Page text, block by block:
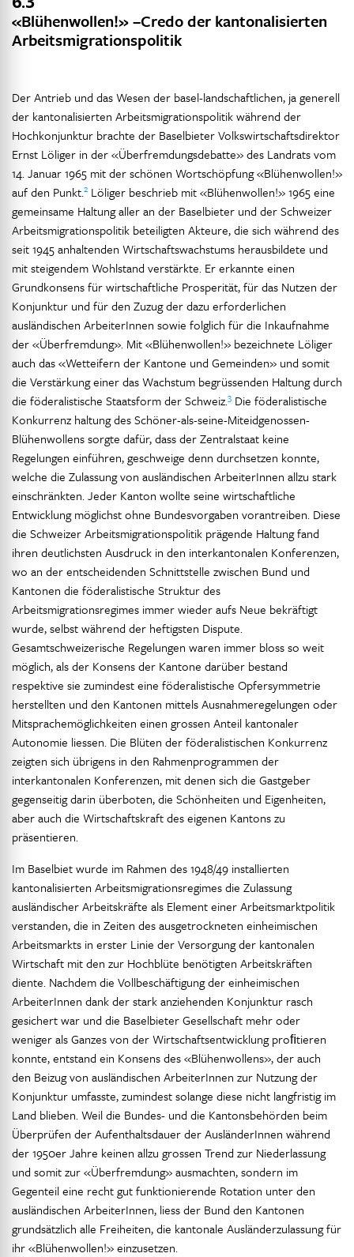
«Blühenwollen!» –Credo der kantonalisierten
Arbeitsmigrationspolitik
Der Antrieb und das Wesen der basel-landschaftlichen, ja generell
der kantonalisierten Arbeitsmigrationspolitik während der
Hochkonjunktur brachte der Baselbieter Volkswirtschaftsdirektor
Ernst Löliger in der «Überfremdungsdebatte» des Landrats vom
14. Januar 1965 mit der schönen Wortschöpfung «Blühenwollen!»
auf den Punkt.2 Löliger beschrieb mit «Blühenwollen!» 1965 eine
gemeinsame Haltung aller an der Baselbieter und der Schweizer
Arbeitsmigrationspolitik beteiligten Akteure, die sich während des
seit 1945 anhaltenden Wirtschaftswachstums herausbildete und
mit steigendem Wohlstand verstärkte. Er erkannte einen
Grundkonsens für wirtschaftliche Prosperität, für das Nutzen der
Konjunktur und für den Zuzug der dazu erforderlichen
ausländischen ArbeiterInnen sowie folglich für die Inkaufnahme
der «Überfremdung». Mit «Blühenwollen!» bezeichnete Löliger
auch das «Wetteifern der Kantone und Gemeinden» und somit
die Verstärkung einer das Wachstum begrüssenden Haltung durch
die föderalistische Staatsform der Schweiz.3 Die föderalistische
Konkurrenz haltung des Schöner-als-seine-Miteidgenossen-
Blühenwollens sorgte dafür, dass der Zentralstaat keine
Regelungen einführen, geschweige denn durchsetzen konnte,
welche die Zulassung von ausländischen ArbeiterInnen allzu stark
einschränkten. Jeder Kanton wollte seine wirtschaftliche
Entwicklung möglichst ohne Bundesvorgaben vorantreiben. Diese
die Schweizer Arbeitsmigrationspolitik prägende Haltung fand
ihren deutlichsten Ausdruck in den interkantonalen Konferenzen,
wo an der entscheidenden Schnittstelle zwischen Bund und
Kantonen die föderalistische Struktur des
Arbeitsmigrationsregimes immer wieder aufs Neue bekräftigt
wurde, selbst während der heftigsten Dispute.
Gesamtschweizerische Regelungen waren immer bloss so weit
möglich, als der Konsens der Kantone darüber bestand
respektive sie zumindest eine föderalistische Opfersymmetrie
herstellten und den Kantonen mittels Ausnahmeregelungen oder
Mitsprachemöglichkeiten einen grossen Anteil kantonaler
Autonomie liessen. Die Blüten der föderalistischen Konkurrenz
zeigten sich übrigens in den Rahmenprogrammen der
interkantonalen Konferenzen, mit denen sich die Gastgeber
gegenseitig darin überboten, die Schönheiten und Eigenheiten,
aber auch die Wirtschaftskraft des eigenen Kantons zu
präsentieren.
Im Baselbiet wurde im Rahmen des 1948/49 installierten
kantonalisierten Arbeitsmigrationsregimes die Zulassung
ausländischer Arbeitskräfte als Element einer Arbeitsmarktpolitik
verstanden, die in Zeiten des ausgetrockneten einheimischen
Arbeitsmarkts in erster Linie der Versorgung der kantonalen
Wirtschaft mit den zur Hochblüte benötigten Arbeitskräften
diente. Nachdem die Vollbeschäftigung der einheimischen
ArbeiterInnen dank der stark anziehenden Konjunktur rasch
gesichert war und die Baselbieter Gesellschaft mehr oder
weniger als Ganzes von der Wirtschaftsentwicklung proﬁtieren
konnte, entstand ein Konsens des «Blühenwollens», der auch
den Beizug von ausländischen ArbeiterInnen zur Nutzung der
Konjunktur umfasste, zumindest solange diese nicht langfristig im
Land blieben. Weil die Bundes- und die Kantonsbehörden beim
Überprüfen der Aufenthaltsdauer der AusländerInnen während
der 1950er Jahre keinen allzu grossen Trend zur Niederlassung
und somit zur «Überfremdung» ausmachten, sondern im
Gegenteil eine recht gut funktionierende Rotation unter den
ausländischen ArbeiterInnen, liess der Bund den Kantonen
grundsätzlich alle Freiheiten, die kantonale Ausländerzulassung für
ihr «Blühenwollen!» einzusetzen.